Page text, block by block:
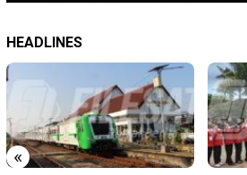
HEADLINES
«